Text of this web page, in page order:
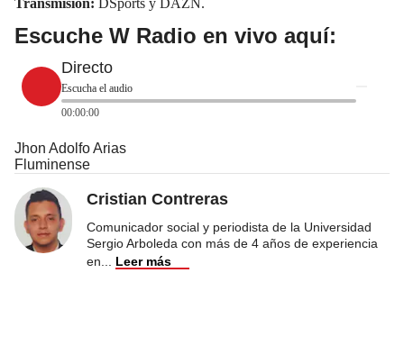
Escuche W Radio en vivo aquí:
Directo
Escucha el audio
00:00:00
Jhon Adolfo Arias
Fluminense
Cristian Contreras
Comunicador social y periodista de la Universidad
Sergio Arboleda con más de 4 años de experiencia
en
Leer más